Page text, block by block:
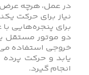
در عمل، هرچه عرض
نیاز برای حرکت
برای پنجره‌هایی
دو موتور مستقل
خروجی استفاده
یابد و حرکت
انجام گیرد.